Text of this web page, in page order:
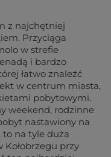
z najchętniej
Przyciąga
w strefie
i bardzo
łatwo znaleźć
w centrum miasta,
pobytowymi.
weekend, rodzinne
nastawiony na
to na tyle duża
Kołobrzegu przy